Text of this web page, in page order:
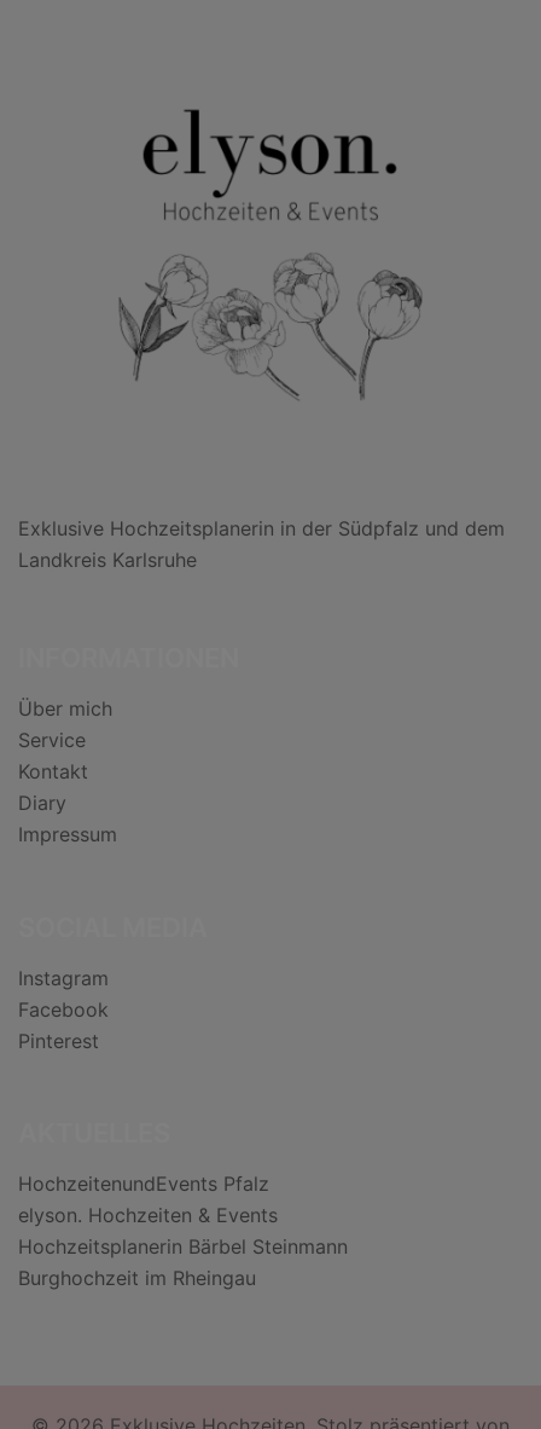
Exklusive Hochzeitsplanerin in der Südpfalz und dem
Landkreis Karlsruhe
Über mich
Service
Kontakt
Diary
Impressum
Instagram
Facebook
Pinterest
HochzeitenundEvents Pfalz
elyson. Hochzeiten & Events
Hochzeitsplanerin Bärbel Steinmann
Burghochzeit im Rheingau